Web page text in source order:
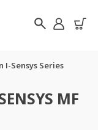
I-Sensys Series
MF